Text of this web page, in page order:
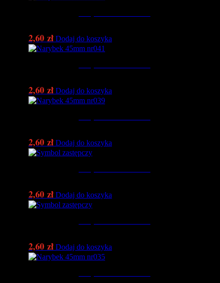
2,60 zł Dodaj do koszyka
2,60 zł Dodaj do koszyka
2,60 zł Dodaj do koszyka
2,60 zł Dodaj do koszyka
2,60 zł Dodaj do koszyka